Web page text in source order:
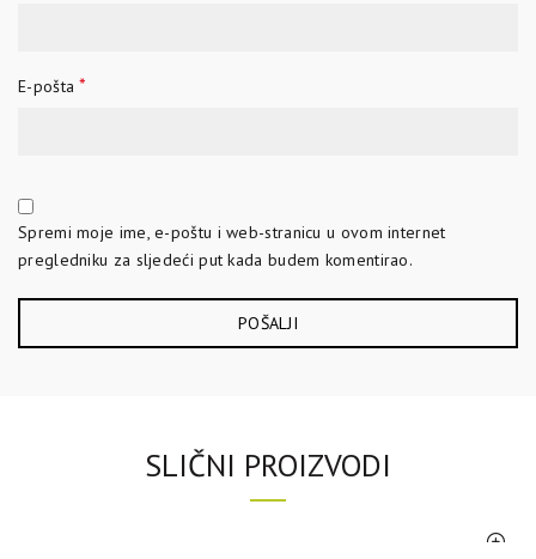
E-pošta*
Spremi moje ime, e-poštu i web-stranicu u ovom internet
pregledniku za sljedeći put kada budem komentirao.
SLIČNI PROIZVODI